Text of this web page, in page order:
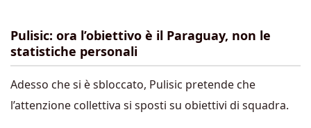
Pulisic: ora l’obiettivo è il Paraguay, non le
statistiche personali
Adesso che si è sbloccato, Pulisic pretende che
l’attenzione collettiva si sposti su obiettivi di squadra.